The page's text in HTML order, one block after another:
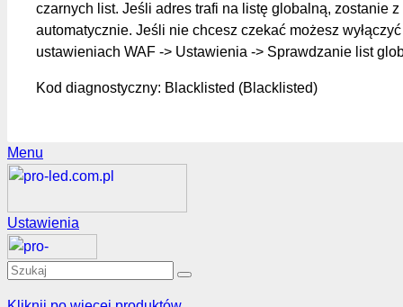
czarnych list. Jeśli adres trafi na listę globalną, zostanie
automatycznie. Jeśli nie chcesz czekać możesz
ustawieniach WAF -> Ustawienia -> Sprawdzanie list
Kod diagnostyczny: Blacklisted (Blacklisted)
Menu
Ustawienia